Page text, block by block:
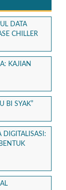
DATA
CHILLER
KAJIAN
BI SYAK”
DIGITALISASI: